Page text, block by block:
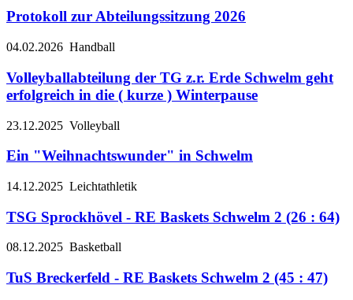
Protokoll zur Abteilungssitzung 2026
04.02.2026 Handball
Volleyballabteilung der TG z.r. Erde Schwelm geht
erfolgreich in die ( kurze ) Winterpause
23.12.2025 Volleyball
Ein "Weihnachtswunder" in Schwelm
14.12.2025 Leichtathletik
TSG Sprockhövel - RE Baskets Schwelm 2 (26 : 64)
08.12.2025 Basketball
TuS Breckerfeld - RE Baskets Schwelm 2 (45 : 47)